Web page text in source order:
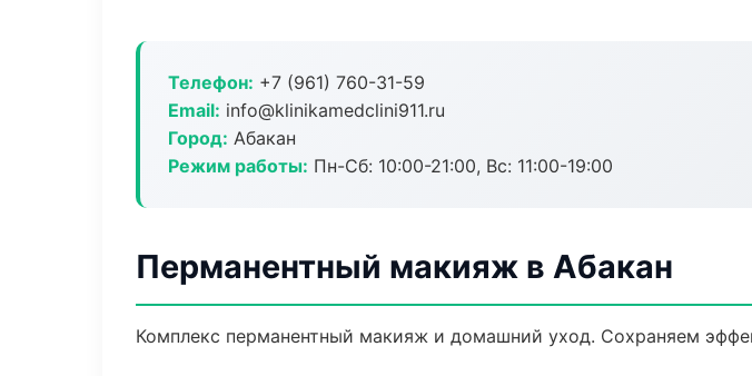
Телефон: +7 (961) 760-31-59
Email: info@klinikamedclini911.ru
Город: Абакан
Режим работы: Пн-Сб: 10:00-21:00, Вс: 11:00-19:00
Перманентный макияж в Абакан
Комплекс перманентный макияж и домашний уход. Сохраняем